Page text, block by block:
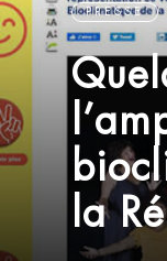
PRESSE
la